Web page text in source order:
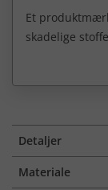
Et
skadelige
Detaljer
Materiale